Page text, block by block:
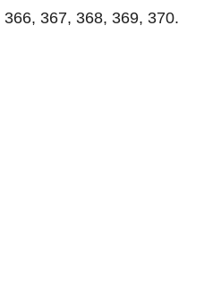
367, 368, 369, 370.